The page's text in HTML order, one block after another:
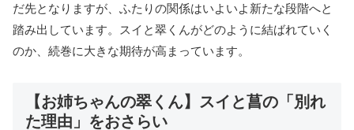
だ先となりますが、ふたりの関係はいよいよ新たな段階へと
踏み出しています。スイと翠くんがどのように結ばれていく
のか、続巻に大きな期待が高まっています。
【お姉ちゃんの翠くん】スイと菖の「別れ
た理由」をおさらい